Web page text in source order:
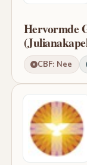
Hervormde
CBF: Nee